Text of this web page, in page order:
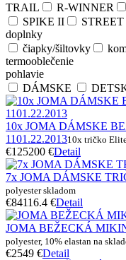
TRAIL
R-WINNER
SPIKE II
STREET
doplnky
čiapky/šiltovky
termooblečenie
pohlavie
DÁMSKE
10x JOMA DÁMSKE
1101.22.201310x tričko
€125200 €Detail
7x JOMA DÁMSKE
polyester skladom
€84116.4 €Detail
JOMA BEŽECKÁ
polyester, 10% elastan na
€2549 €Detail